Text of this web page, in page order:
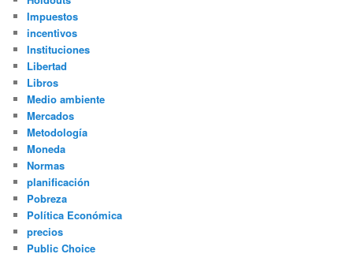
Impuestos
incentivos
Instituciones
Libertad
Libros
Medio ambiente
Mercados
Metodología
Moneda
Normas
planificación
Pobreza
Política Económica
precios
Public Choice